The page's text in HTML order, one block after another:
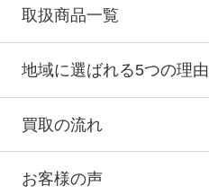
取扱商品一覧
地域に選ばれる5つの理由
買取の流れ
お客様の声